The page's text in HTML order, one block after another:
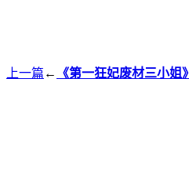
上一篇 ← 《第一狂妃废材三小姐》